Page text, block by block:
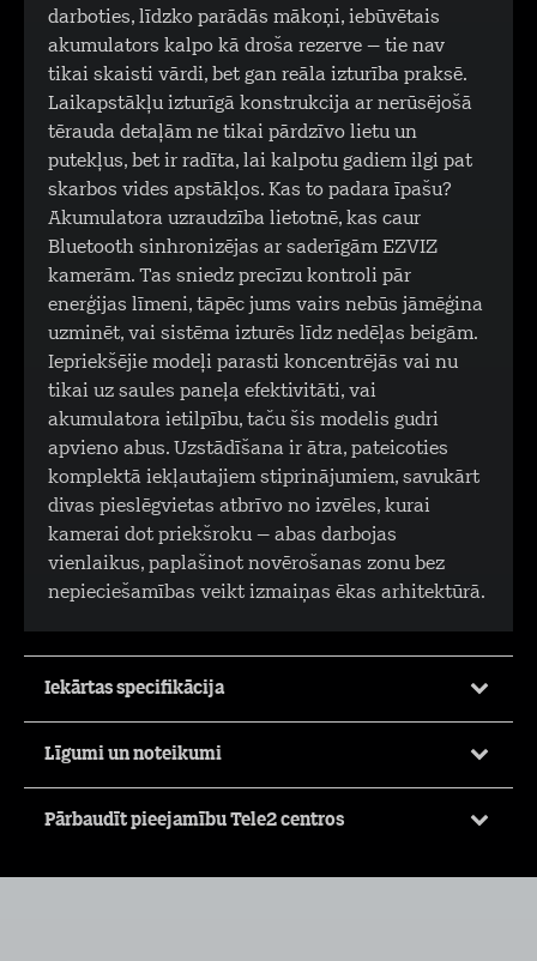
darboties, līdzko parādās mākoņi, iebūvētais
akumulators kalpo kā droša rezerve – tie nav
tikai skaisti vārdi, bet gan reāla izturība praksē.
Laikapstākļu izturīgā konstrukcija ar nerūsējošā
tērauda detaļām ne tikai pārdzīvo lietu un
putekļus, bet ir radīta, lai kalpotu gadiem ilgi pat
skarbos vides apstākļos. Kas to padara īpašu?
Akumulatora uzraudzība lietotnē, kas caur
Bluetooth sinhronizējas ar saderīgām EZVIZ
kamerām. Tas sniedz precīzu kontroli pār
enerģijas līmeni, tāpēc jums vairs nebūs jāmēģina
uzminēt, vai sistēma izturēs līdz nedēļas beigām.
Iepriekšējie modeļi parasti koncentrējās vai nu
tikai uz saules paneļa efektivitāti, vai
akumulatora ietilpību, taču šis modelis gudri
apvieno abus. Uzstādīšana ir ātra, pateicoties
komplektā iekļautajiem stiprinājumiem, savukārt
divas pieslēgvietas atbrīvo no izvēles, kurai
kamerai dot priekšroku – abas darbojas
vienlaikus, paplašinot novērošanas zonu bez
nepieciešamības veikt izmaiņas ēkas arhitektūrā.
Iekārtas specifikācija
Līgumi un noteikumi
Pārbaudīt pieejamību Tele2 centros